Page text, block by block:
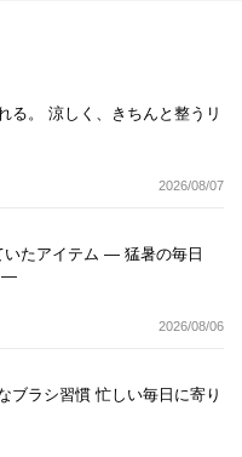
る。 涼しく、きちんと整うリ
2026/08/07
いたアイテム — 猛暑の毎日
—
2026/08/06
ブラシ習慣 忙しい毎日に寄り